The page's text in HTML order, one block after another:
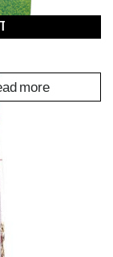
more